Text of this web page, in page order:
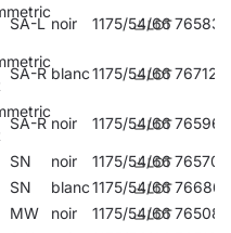
SA-L noir 1175/54/66765834
SA-R blanc1175/54/66767128
SA-R noir 1175/54/66765964
SN noir 1175/54/66765704
SN blanc1175/54/66766862
MW noir 1175/54/66765087